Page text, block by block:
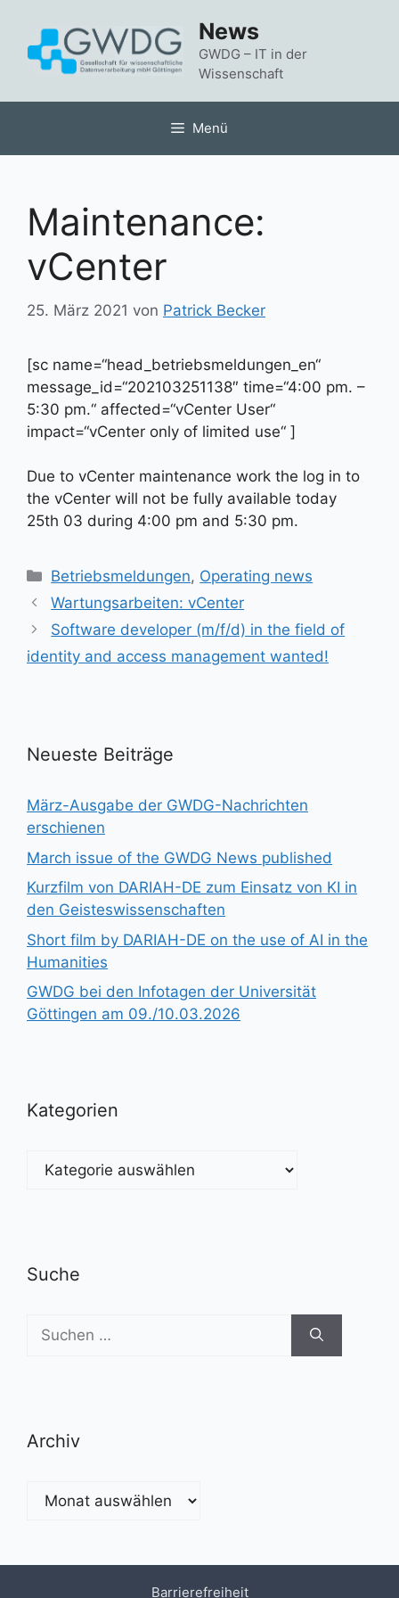
springen
News
GWDG – IT in der
Wissenschaft
Menü
Maintenance:
vCenter
25. März 2021 von Patrick Becker
[sc name=“head_betriebsmeldungen_en“
message_id=“202103251138″ time=“4:00 pm. –
5:30 pm.“ affected=“vCenter User“
impact=“vCenter only of limited use“ ]
Due to vCenter maintenance work the log in to
the vCenter will not be fully available today
25th 03 during 4:00 pm and 5:30 pm.
Kategorien
Betriebsmeldungen, Operating news
Wartungsarbeiten: vCenter
Software developer (m/f/d) in the field of
identity and access management wanted!
Neueste Beiträge
März-Ausgabe der GWDG-Nachrichten
erschienen
March issue of the GWDG News published
Kurzfilm von DARIAH-DE zum Einsatz von KI in
den Geisteswissenschaften
Short film by DARIAH-DE on the use of AI in the
Humanities
GWDG bei den Infotagen der Universität
Göttingen am 09./10.03.2026
Kategorien
Kategorien
Suche
Suchen
nach:
Archiv
Archiv
Barrierefreiheit